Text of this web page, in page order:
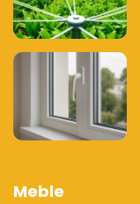
Meble